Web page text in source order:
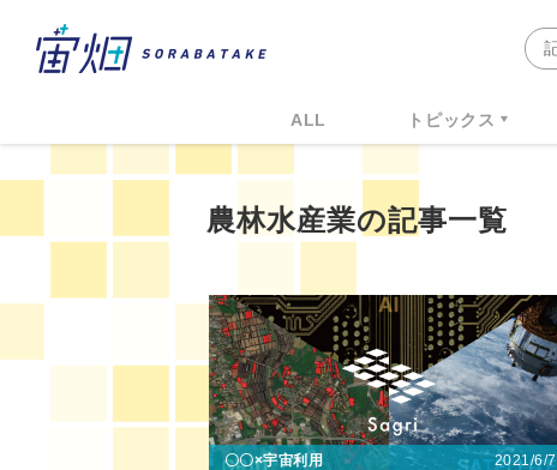
ALL トピックス
農林水産業の記事一覧
〇〇×宇宙利用 2021/6/7